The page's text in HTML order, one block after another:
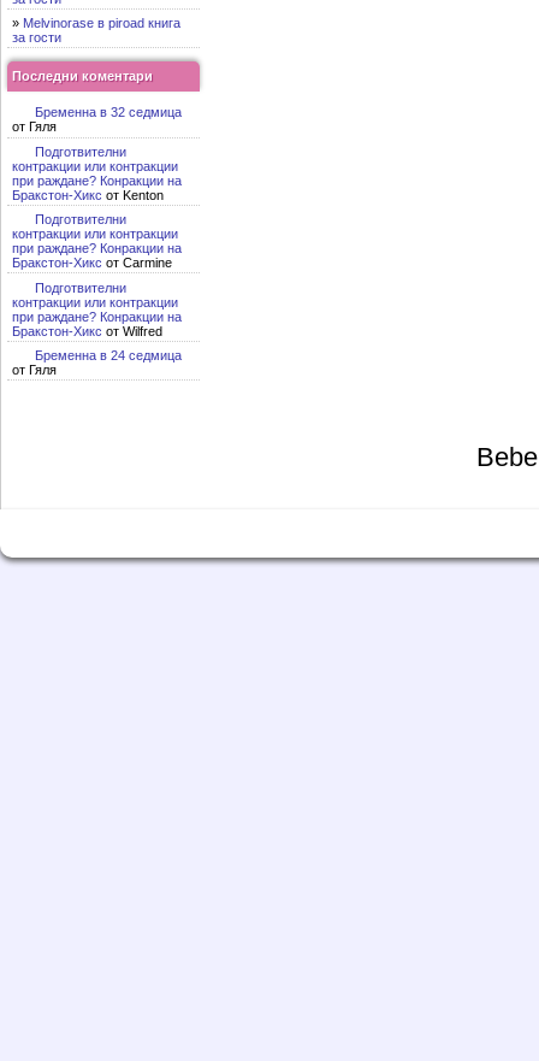
» Melvinorase в piroad книга
за гости
Последни коментари
Бременна в 32 седмица
от Гяля
Подготвителни
контракции или контракции
при раждане? Конракции на
Бракстон-Хикс от Kenton
Подготвителни
контракции или контракции
при раждане? Конракции на
Бракстон-Хикс от Carmine
Подготвителни
контракции или контракции
при раждане? Конракции на
Бракстон-Хикс от Wilfred
Бременна в 24 седмица
от Гяля